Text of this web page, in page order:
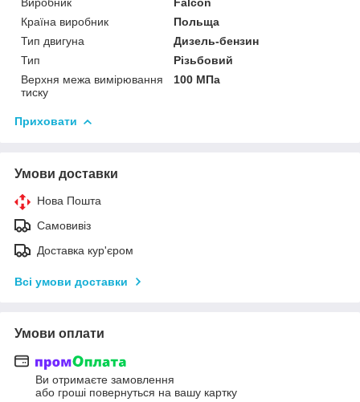
Країна виробник
Польща
Тип двигуна
Дизель-бензин
Тип
Різьбовий
Верхня межа вимірювання
тиску
100 МПа
Приховати
Умови доставки
Нова Пошта
Самовивіз
Доставка кур'єром
Всі умови доставки
Умови оплати
Ви отримаєте замовлення
або гроші повернуться на вашу картку